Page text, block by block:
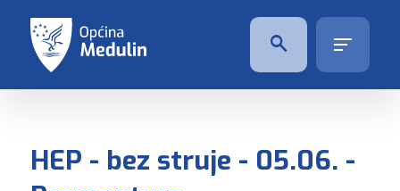
HEP - bez struje - 05.06. -